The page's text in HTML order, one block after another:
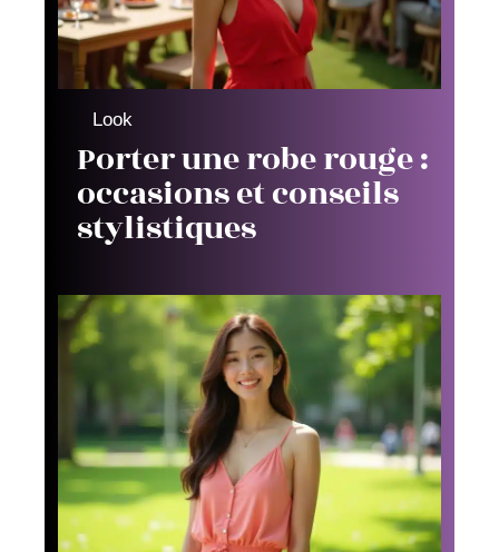
Look
Porter une robe rouge :
occasions et conseils
stylistiques